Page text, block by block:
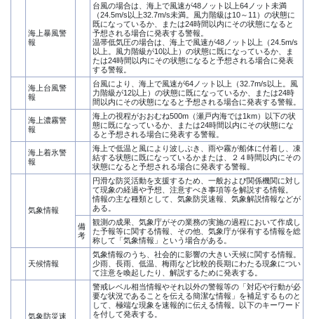
海上暴風警
報
台風の場合は、海上で風速が48ノット以上64ノット未満
（24.5m/s以上32.7m/s未満。風力階級は10～11）の状態に
既になっているか、または24時間以内にその状態になると
予想される場合に発表する警報。
温帯低気圧の場合は、海上で風速が48ノット以上（24.5m/s
以上。風力階級が10以上）の状態に既になっているか、ま
たは24時間以内にその状態になると予想される場合に発表
する警報。
海上台風警
報
台風により、海上で風速が64ノット以上（32.7m/s以上。風
力階級が12以上）の状態に既になっているか、または24時
間以内にその状態になると予想される場合に発表する警報。
海上濃霧警
報
海上の視程がおおむね500m（瀬戸内海では1km）以下の状
態に既になっているか、または24時間以内にその状態にな
ると予想される場合に発表する警報。
海上着氷警
報
海上で低温と風により波しぶき、雨や霧が船体に付着し、凍
結する状態に既になっているかまたは、２４時間以内にその
状態になると予想される場合に発表する警報。
気象情報
円滑な防災活動を支援するため、一般および関係機関に対し
て現象の経過や予想、注意すべき事項等を解説する情報。
情報の主な種類として、気象防災速報、気象解説情報などが
ある。
備
考
観測の成果、気象庁がその業務の実施の過程において作成し
た予報等に関する情報、その他、気象庁が保有する情報を総
称して「気象情報」という場合がある。
天候情報
気象情報のうち、社会的に影響の大きい天候に関する情報。
少雨、長雨、低温、梅雨など比較的長期にわたる現象につい
て注意を喚起したり、解説するために発表する。
気象防災速
警戒レベル相当情報やそれ以外の警報等の「対応や行動が必
要な状況であることを伝える簡潔な情報」を補足するものと
して、極端な現象を速報的に伝える情報。以下のキーワード
を付して発表する。